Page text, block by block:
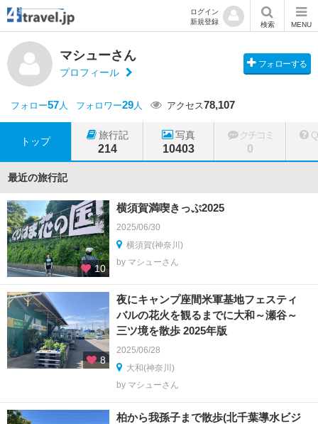
ログイン
新規登録
検索 MENU
マシューさん
プロフィール
フォローする
フォロー57人 フォロワー29人 アクセス78,107
トップ
旅行記
214
写真
10403
クチコミ
0
最近の旅行記
10
横須賀満喫きっぷ2025
2025/06/30
横須賀(神奈川)
by マシューさん
8
夜にキャンプ座間米軍基地フェスティ
バルの花火を観るまでに大和～瀬谷～
三ツ境を散歩 2025年版
2025/06/28
大和(神奈川)
by マシューさん
柏から我孫子まで散歩(北千葉導水ビジ